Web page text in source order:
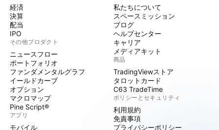
経済
決算
配当
IPO
その他プロダクト
ニュースフロー
ポートフォリオ
ファンダメンタルグラフ
イールドカーブ
オプション
マクロマップ
Pine Script®
アプリ
モバイル
私たちについて
スペースミッション
ブログ
ヘルプセンター
キャリア
メディアキット
商品
TradingViewストア
タロットカード
C63 TradeTime
ポリシーとセキュリティ
利用規約
免責事項
プライバシーポリシー